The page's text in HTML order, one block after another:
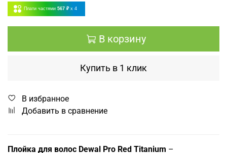
Плати частями 567 ₽ x 4
В корзину
Купить в 1 клик
В избранное
Добавить в сравнение
Плойка для волос Dewal Pro Red Titanium –